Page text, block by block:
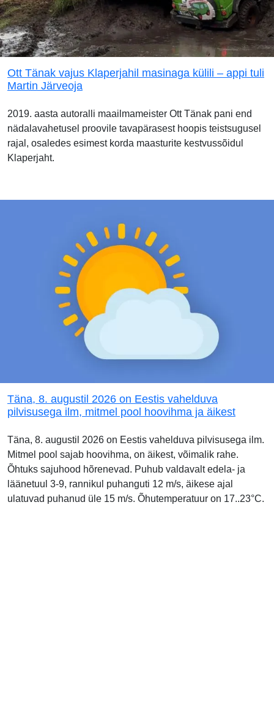
Ott Tänak vajus Klaperjahil masinaga külili – appi tuli
Martin Järveoja
2019. aasta autoralli maailmameister Ott Tänak pani end
nädalavahetusel proovile tavapärasest hoopis teistsugusel
rajal, osaledes esimest korda maasturite kestvussõidul
Klaperjaht.
Täna, 8. augustil 2026 on Eestis vahelduva
pilvisusega ilm, mitmel pool hoovihma ja äikest
Täna, 8. augustil 2026 on Eestis vahelduva pilvisusega ilm.
Mitmel pool sajab hoovihma, on äikest, võimalik rahe.
Õhtuks sajuhood hõrenevad. Puhub valdavalt edela- ja
läänetuul 3-9, rannikul puhanguti 12 m/s, äikese ajal
ulatuvad puhanud üle 15 m/s. Õhutemperatuur on 17..23°C.